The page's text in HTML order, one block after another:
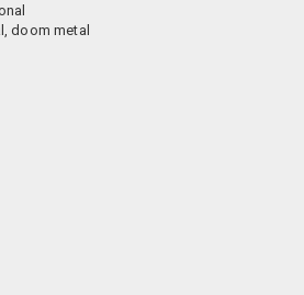
doom metal